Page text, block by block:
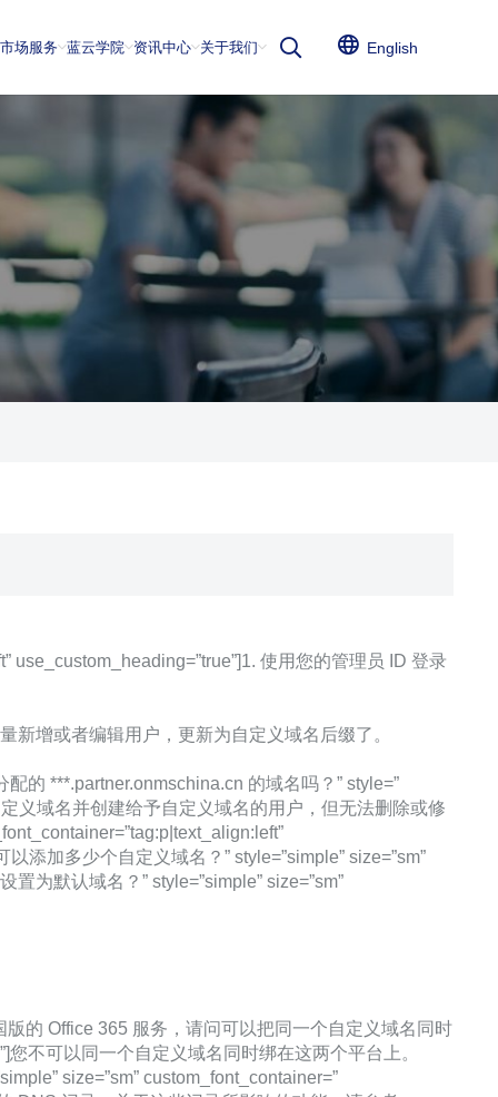
场服务 蓝云学院 资讯中心 关于我们 English
use_custom_heading=”true”]1. 使用您的管理员 ID 登录
新增或者编辑用户，更新为自定义域名后缀了。
的 ***.partner.onmschina.cn 的域名吗？” style=”
义域名并创建给予自定义域名的用户，但无法删除或修
添加多少个自定义域名？” style=”simple” size=”sm”
为默认域名？” style=”simple” size=”sm”
的 Office 365 服务，请问可以把同一个自定义域名同时
您不可以同一个自定义域名同时绑在这两个平台上。
size=”sm” custom_font_container=”